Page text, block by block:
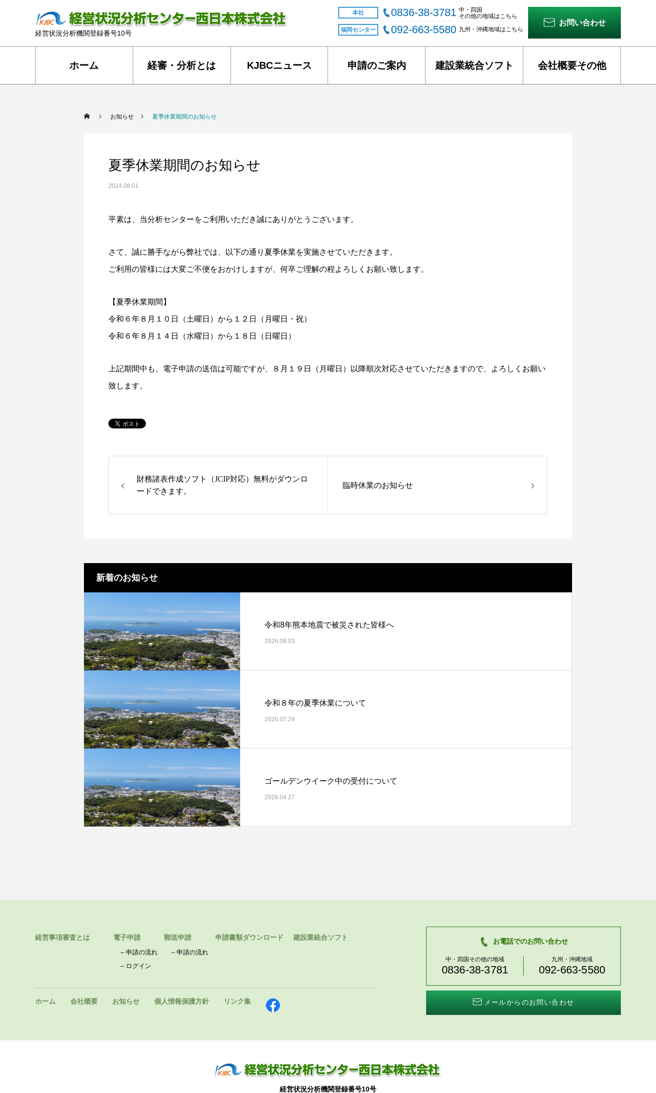
経営状況分析機関登録番号10号
お問い合わせ
本社 0836-38-3781 中・四国
その他の地域はこちら
福岡センター
092-663-5580 九州・沖縄地域はこちら
ホーム 経審・分析とは KJBCニュース 申請のご案内 建設業統合ソフト 会社概要その他
お知らせ 夏季休業期間のお知らせ
夏季休業期間のお知らせ
2024.08.01
平素は、当分析センターをご利用いただき誠にありがとうございます。
さて、誠に勝手ながら弊社では、以下の通り夏季休業を実施させていただきます。
ご利用の皆様には大変ご不便をおかけしますが、何卒ご理解の程よろしくお願い致します。
【夏季休業期間】
令和６年８月１０日（土曜日）から１２日（月曜日・祝）
令和６年８月１４日（水曜日）から１８日（日曜日）
上記期間中も、電子申請の送信は可能ですが、８月１９日（月曜日）以降順次対応させていただきますので、よろしくお願い
致します。
財務諸表作成ソフト（JCIP対応）無料がダウンロ
ードできます。
臨時休業のお知らせ
新着のお知らせ
令和8年熊本地震で被災された皆様へ
2026.08.03
令和８年の夏季休業について
2026.07.24
ゴールデンウイーク中の受付について
2026.04.27
経営事項審査とは 電子申請
–申請の流れ
– ログイン
郵送申請
–申請の流れ
申請書類ダウンロード 建設業統合ソフト
ホーム 会社概要 お知らせ 個人情報保護方針 リンク集
お電話でのお問い合わせ
中・四国その他の地域
0836-38-3781
九州・沖縄地域
092-663-5580
メールからのお問い合わせ
経営状況分析機関登録番号10号